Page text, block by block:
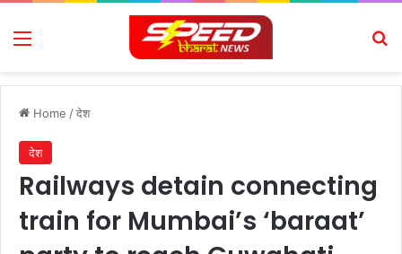
Menu
Home /देश
देश
Railways detain connecting
train for Mumbai’s ‘baraat’